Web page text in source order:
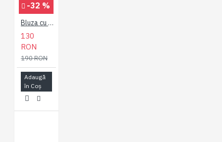
-32 %
Bluza cu Maneca Lunga Dobby Print Zip Gri - BLUZA DOBBY PRINT ZIP - 2XL 3XL 4XL 5XL 6XL 7XL
130
RON
190 RON
Adaugă
în Coş